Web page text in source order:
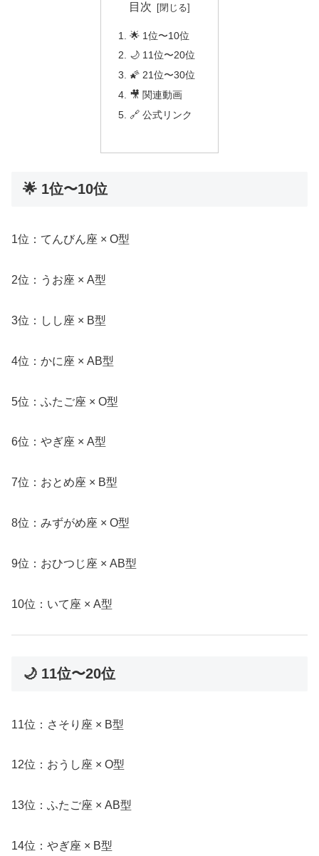
目次
🌟 1位〜10位
🌙 11位〜20位
🌠 21位〜30位
🎥 関連動画
🔗 公式リンク
🌟 1位〜10位
1位：てんびん座 × O型
2位：うお座 × A型
3位：しし座 × B型
4位：かに座 × AB型
5位：ふたご座 × O型
6位：やぎ座 × A型
7位：おとめ座 × B型
8位：みずがめ座 × O型
9位：おひつじ座 × AB型
10位：いて座 × A型
🌙 11位〜20位
11位：さそり座 × B型
12位：おうし座 × O型
13位：ふたご座 × AB型
14位：やぎ座 × B型